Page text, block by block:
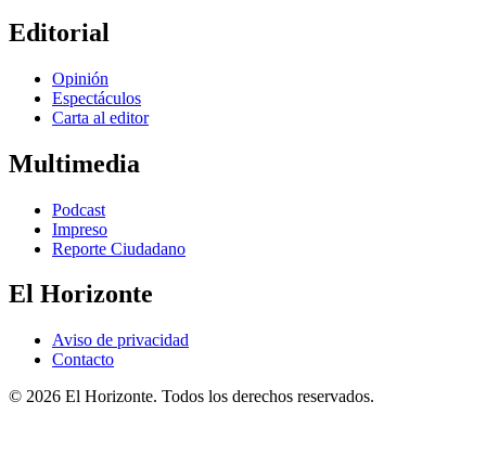
Editorial
Opinión
Espectáculos
Carta al editor
Multimedia
Podcast
Impreso
Reporte Ciudadano
El Horizonte
Aviso de privacidad
Contacto
© 2026 El Horizonte. Todos los derechos reservados.